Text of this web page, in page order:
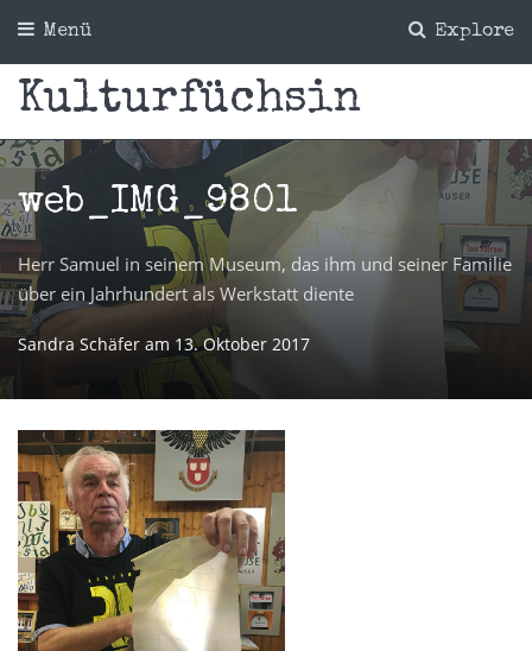
Explore
Menü
Kulturfüchsin
web_IMG_9801
Herr Samuel in seinem Museum, das ihm und seiner Familie
über ein Jahrhundert als Werkstatt diente
Sandra Schäfer am 13. Oktober 2017